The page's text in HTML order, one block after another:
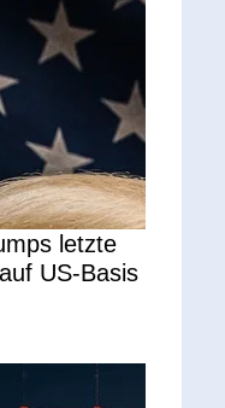
letzte
US-Basis